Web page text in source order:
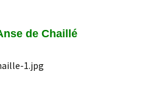
de Chaillé